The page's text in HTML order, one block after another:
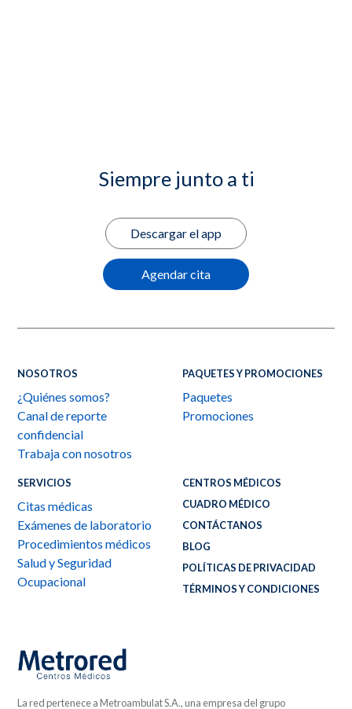
Siempre junto a ti
Descargar el app
Agendar cita
La red pertenece a Metroambulat S.A., una empresa del grupo
NOSOTROS
¿Quiénes somos?
Canal de reporte
confidencial
Trabaja con nosotros
SERVICIOS
Citas médicas
Exámenes de laboratorio
Procedimientos médicos
Salud y Seguridad
Ocupacional
PAQUETES Y PROMOCIONES
Paquetes
Promociones
CENTROS MÉDICOS
CUADRO MÉDICO
CONTÁCTANOS
BLOG
POLÍTICAS DE PRIVACIDAD
TÉRMINOS Y CONDICIONES